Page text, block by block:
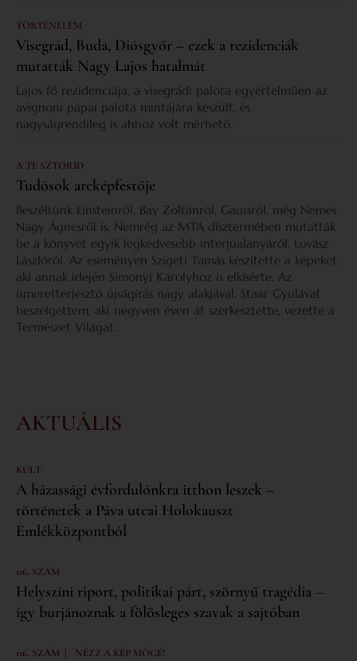
TÖRTÉNELEM
Visegrád, Buda, Diósgyőr – ezek a rezidenciák
mutatták Nagy Lajos hatalmát
Lajos fő rezidenciája, a visegrádi palota egyértelműen az
avignoni pápai palota mintájára készült, és
nagyságrendileg is ahhoz volt mérhető.
A TE SZTORID
Tudósok arcképfestője
Beszéltünk Einsteinről, Bay Zoltánról, Gaussról, még Nemes
Nagy Ágnesről is. Nemrég az MTA dísztermében mutatták
be a könyvét egyik legkedvesebb interjúalanyáról, Lovász
Lászlóról. Az eseményen Szigeti Tamás készítette a képeket,
aki annak idején Simonyi Károlyhoz is elkísérte. Az
ismeretterjesztő újságírás nagy alakjával, Staar Gyulával
beszélgettem, aki negyven éven át szerkesztette, vezette a
Természet Világát.
AKTUÁLIS
KULT
A házassági évfordulónkra itthon leszek –
történetek a Páva utcai Holokauszt
Emlékközpontból
116. SZÁM
Helyszíni riport, politikai párt, szörnyű tragédia –
így burjánoznak a fölösleges szavak a sajtóban
116. SZÁM | NÉZZ A KÉP MÖGÉ!